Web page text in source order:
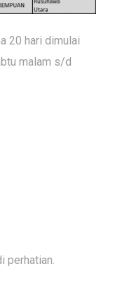
20 hari dimulai
malam s/d
perhatian.